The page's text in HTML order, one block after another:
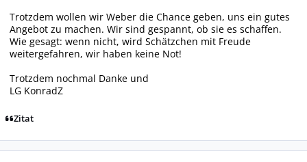
Trotzdem wollen wir Weber die Chance geben, uns ein gutes
Angebot zu machen. Wir sind gespannt, ob sie es schaffen.
Wie gesagt: wenn nicht, wird Schätzchen mit Freude
weitergefahren, wir haben keine Not!
Trotzdem nochmal Danke und
LG KonradZ
Zitat